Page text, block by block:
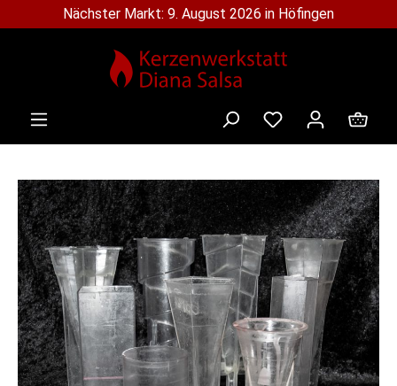
springenNächster Markt: 9. August 2026 in Höfingen